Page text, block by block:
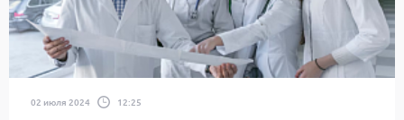
02 июля 2024 12:25